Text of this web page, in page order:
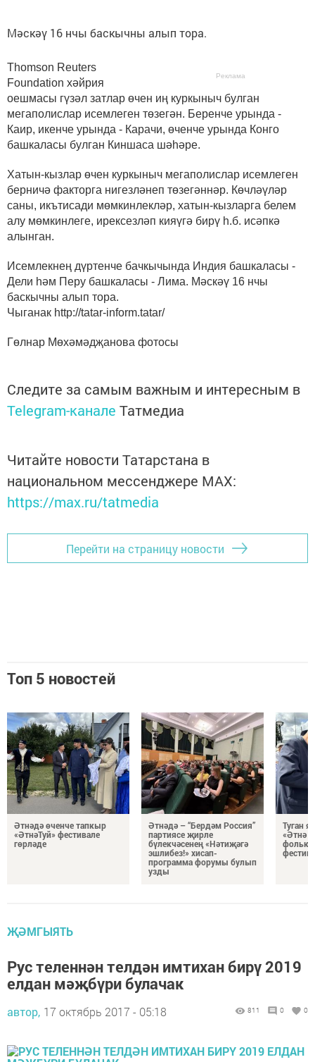
Мәскәү 16 нчы баскычны алып тора.
Реклама
Thomson Reuters
Foundation хәйрия
оешмасы гүзәл затлар өчен иң куркыныч булган
мегаполислар исемлеген төзегән. Беренче урында -
Каир, икенче урында - Карачи, өченче урында Конго
башкаласы булган Киншаса шәһәре.
Хатын-кызлар өчен куркыныч мегаполислар исемлеген
берничә факторга нигезләнеп төзегәннәр. Көчләүләр
саны, икътисади мөмкинлекләр, хатын-кызларга белем
алу мөмкинлеге, ирексезләп кияүгә бирү һ.б. исәпкә
алынган.
Исемлекнең дүртенче бачкычында Индия башкаласы -
Дели һәм Перу башкаласы - Лима. Мәскәү 16 нчы
баскычны алып тора.
Чыганак http://tatar-inform.tatar/
Гөлнар Мөхәмәдҗанова фотосы
Следите за самым важным и интересным в
Telegram-канале Татмедиа
Читайте новости Татарстана в
национальном мессенджере MАХ:
https://max.ru/tatmedia
Перейти на страницу новости
Топ 5 новостей
Әтнәдә өченче тапкыр
«ӘтнәТуй» фестивале
гөрләде
Әтнәдә – “Бердәм Россия”
партиясе җирле
бүлекчәсенең «Нәтиҗәгә
эшлибез!» хисап-
программа форумы булып
узды
Туган
«Әтнә
ҖӘМГЫЯТЬ
Рус теленнән телдән имтихан бирү 2019
елдан мәҗбүри булачак
автор, 17 октябрь 2017 - 05:18 811 0 0